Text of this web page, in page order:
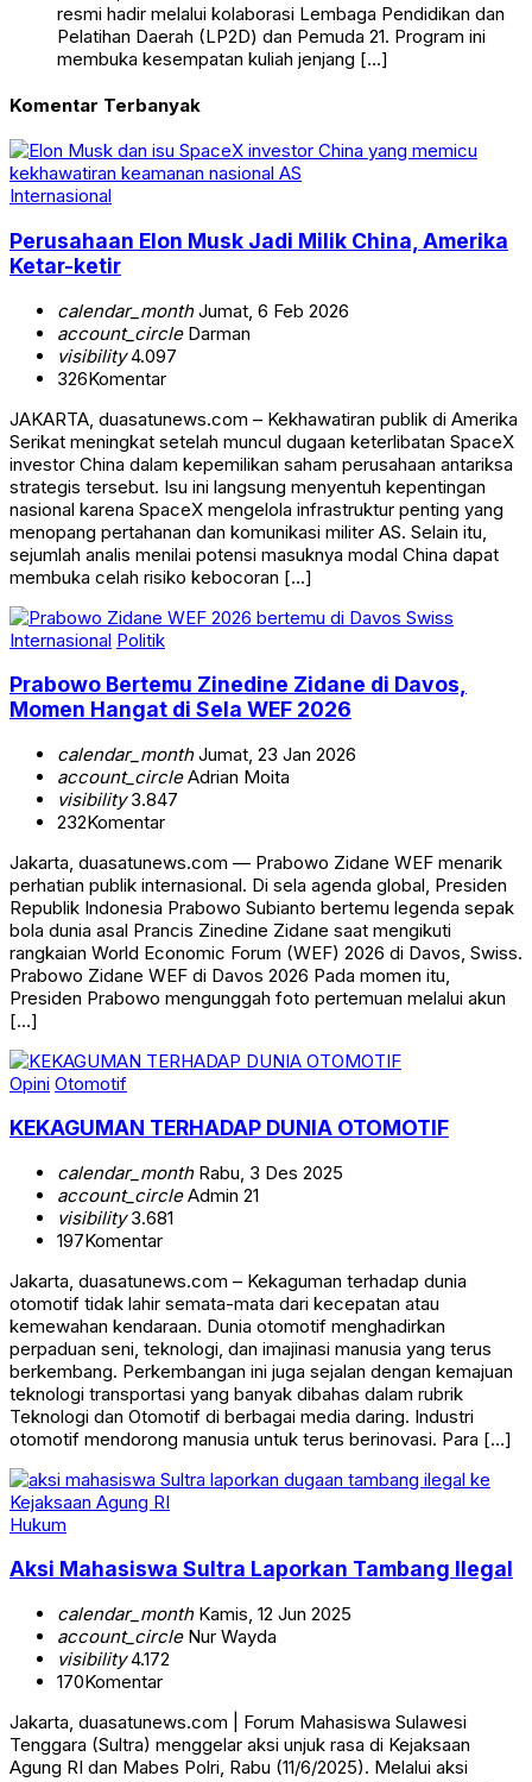
resmi hadir melalui kolaborasi Lembaga Pendidikan dan
Pelatihan Daerah (LP2D) dan Pemuda 21. Program ini
membuka kesempatan kuliah jenjang […]
Komentar Terbanyak
Internasional
Perusahaan Elon Musk Jadi Milik China, Amerika
Ketar-ketir
calendar_monthJumat, 6 Feb 2026
account_circleDarman
visibility4.097
326Komentar
JAKARTA, duasatunews.com – Kekhawatiran publik di Amerika
Serikat meningkat setelah muncul dugaan keterlibatan SpaceX
investor China dalam kepemilikan saham perusahaan antariksa
strategis tersebut. Isu ini langsung menyentuh kepentingan
nasional karena SpaceX mengelola infrastruktur penting yang
menopang pertahanan dan komunikasi militer AS. Selain itu,
sejumlah analis menilai potensi masuknya modal China dapat
membuka celah risiko kebocoran […]
Internasional Politik
Prabowo Bertemu Zinedine Zidane di Davos,
Momen Hangat di Sela WEF 2026
calendar_monthJumat, 23 Jan 2026
account_circleAdrian Moita
visibility3.847
232Komentar
Jakarta, duasatunews.com — Prabowo Zidane WEF menarik
perhatian publik internasional. Di sela agenda global, Presiden
Republik Indonesia Prabowo Subianto bertemu legenda sepak
bola dunia asal Prancis Zinedine Zidane saat mengikuti
rangkaian World Economic Forum (WEF) 2026 di Davos, Swiss.
Prabowo Zidane WEF di Davos 2026 Pada momen itu,
Presiden Prabowo mengunggah foto pertemuan melalui akun
[…]
Opini Otomotif
KEKAGUMAN TERHADAP DUNIA OTOMOTIF
calendar_monthRabu, 3 Des 2025
account_circleAdmin 21
visibility3.681
197Komentar
Jakarta, duasatunews.com – Kekaguman terhadap dunia
otomotif tidak lahir semata-mata dari kecepatan atau
kemewahan kendaraan. Dunia otomotif menghadirkan
perpaduan seni, teknologi, dan imajinasi manusia yang terus
berkembang. Perkembangan ini juga sejalan dengan kemajuan
teknologi transportasi yang banyak dibahas dalam rubrik
Teknologi dan Otomotif di berbagai media daring. Industri
otomotif mendorong manusia untuk terus berinovasi. Para […]
Hukum
Aksi Mahasiswa Sultra Laporkan Tambang Ilegal
calendar_monthKamis, 12 Jun 2025
account_circleNur Wayda
visibility4.172
170Komentar
Jakarta, duasatunews.com | Forum Mahasiswa Sulawesi
Tenggara (Sultra) menggelar aksi unjuk rasa di Kejaksaan
Agung RI dan Mabes Polri, Rabu (11/6/2025). Melalui aksi